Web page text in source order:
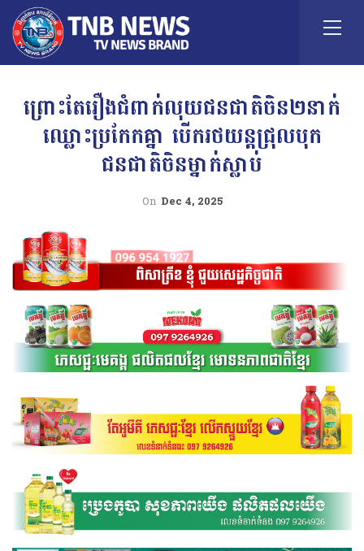
ព្រោះតែរឿងជំពាក់លុយជនជាតិចិន២នាក់
ឈ្លោះប្រកែកគ្នា បើករថយន្តជ្រុលបុក
ជនជាតិចិនម្នាក់ស្លាប់
On Dec 4, 2025